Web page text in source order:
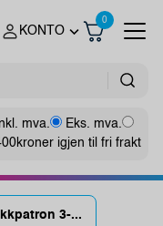
KONTO
0
Inkl. mva.
Eks. mva.
kroner igjen til fri frakt
3-...